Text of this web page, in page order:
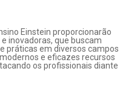
Einstein proporcionarão
inovadoras, que buscam
práticas em diversos campos
e eficazes recursos
os profissionais diante